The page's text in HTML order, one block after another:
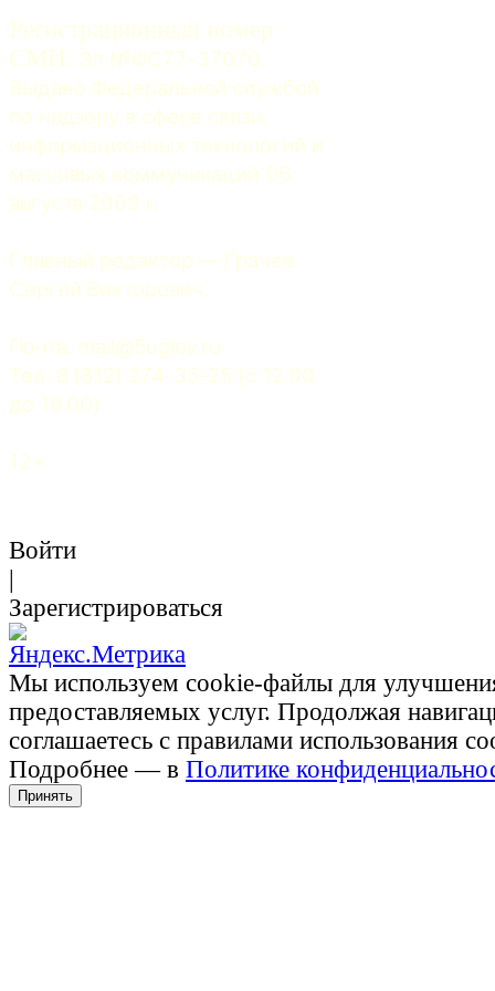
Регистрационный номер
СМИ: Эл №ФС77-37070.
Выдано Федеральной службой
по надзору в сфере связи,
информационных технологий и
массовых коммуникаций 06
августа 2009 г.
Главный редактор — Грачев
Сергей Викторович.
Почта: mail@5uglov.ru
Тел. 8 (812) 274-35-25 (c 12.00
до 18.00)
12+
Войти
|
Зарегистрироваться
Мы используем cookie-файлы для
предоставляемых услуг. Продолжая
соглашаетесь с правилами использования
Подробнее — в Политике
Принять